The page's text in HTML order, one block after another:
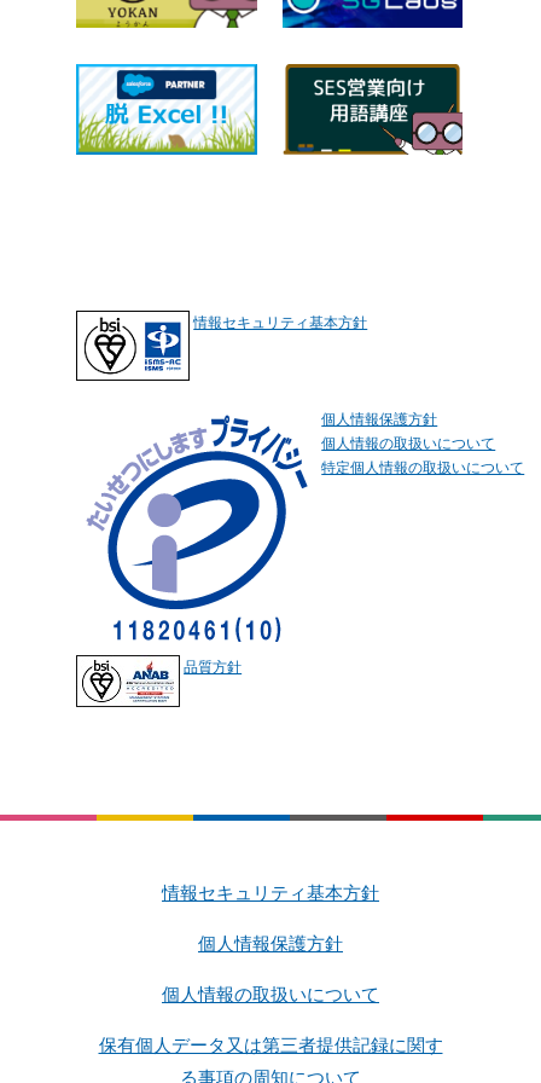
情報セキュリティ基本方針
個人情報保護方針
個人情報の取扱いについて
特定個人情報の取扱いについて
品質方針
情報セキュリティ基本方針
個人情報保護方針
個人情報の取扱いについて
保有個人データ又は第三者提供記録に関す
る事項の周知について